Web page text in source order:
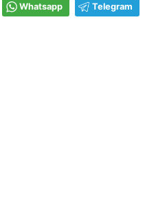
Whatsapp Telegram